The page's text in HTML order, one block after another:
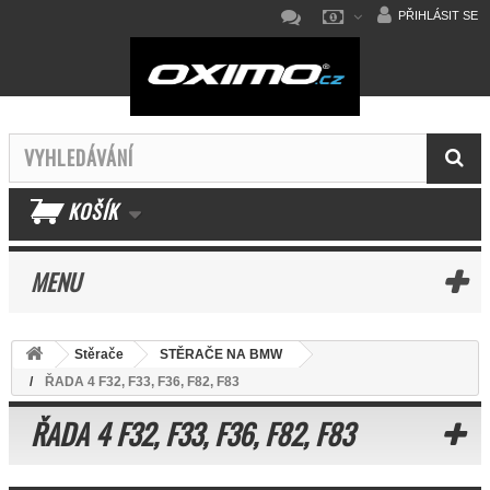
PŘIHLÁSIT SE
KOŠÍK
MENU
Stěrače
STĚRAČE NA BMW
ŘADA 4 F32, F33, F36, F82, F83
ŘADA 4 F32, F33, F36, F82, F83